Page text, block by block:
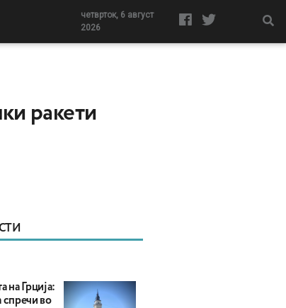
четврток, 6 август
2026
ракети
на Грција:
спречи во